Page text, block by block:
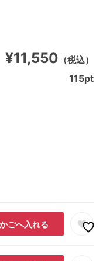
¥11,550 （税込）
ごへ入れる
115pt